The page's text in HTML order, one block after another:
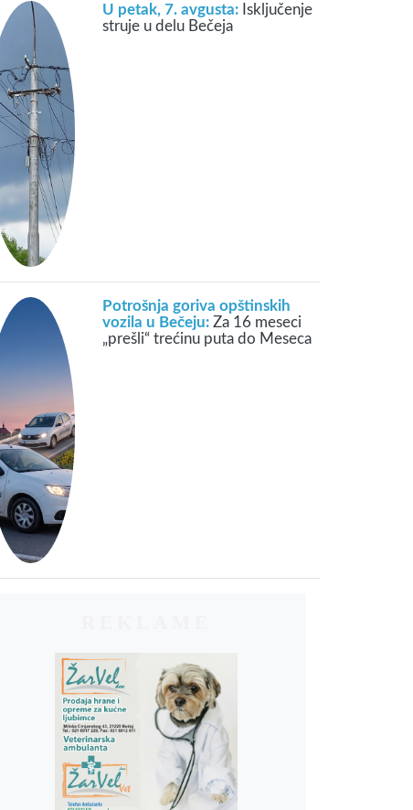
U petak, 7. avgusta: Isključenje
struje u delu Bečeja
Potrošnja goriva opštinskih
vozila u Bečeju: Za 16 meseci
„prešli“ trećinu puta do Meseca